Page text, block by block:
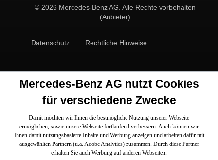
© 2026 Mercedes-Benz AG. Alle Rechte vorbehalten
(Anbieter)
Datenschutz Rechtliche Hinweise
Mercedes-Benz AG nutzt Cookies
für verschiedene Zwecke
Damit möchten wir Ihnen die bestmögliche Nutzung unserer Webseite
ermöglichen, sowie unsere Webseite fortlaufend verbessern. Auch können wir
Ihnen damit nutzungsbasierte Inhalte und Werbung anzeigen und arbeiten dafür mit
ausgewählten Partnern (u.a. Adobe Analytics) zusammen. Durch diese Partner
erhalten Sie auch Werbung auf anderen Webseiten.